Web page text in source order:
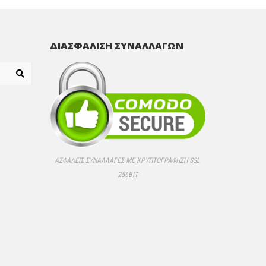
ΔΙΑΣΦΑΛΙΣΗ ΣΥΝΑΛΛΑΓΩΝ
ΑΣΦΑΛΕΊΣ ΣΥΝΑΛΛΑΓΈΣ ΜΕ ΚΡΥΠΤΟΓΡΆΦΗΣΗ SSL
256BIT